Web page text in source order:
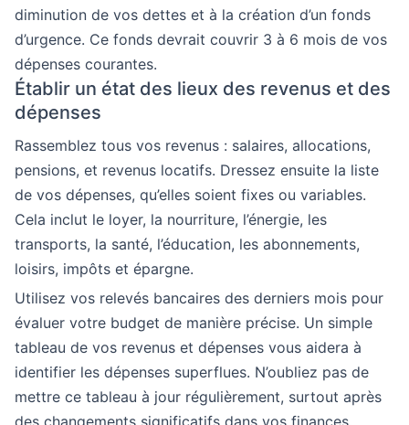
diminution de vos dettes et à la création d’un fonds
d’urgence. Ce fonds devrait couvrir 3 à 6 mois de vos
dépenses courantes.
Établir un état des lieux des revenus et des
dépenses
Rassemblez tous vos revenus : salaires, allocations,
pensions, et revenus locatifs. Dressez ensuite la liste
de vos dépenses, qu’elles soient fixes ou variables.
Cela inclut le loyer, la nourriture, l’énergie, les
transports, la santé, l’éducation, les abonnements,
loisirs, impôts et épargne.
Utilisez vos relevés bancaires des derniers mois pour
évaluer votre budget de manière précise. Un simple
tableau de vos revenus et dépenses vous aidera à
identifier les dépenses superflues. N’oubliez pas de
mettre ce tableau à jour régulièrement, surtout après
des changements significatifs dans vos finances.